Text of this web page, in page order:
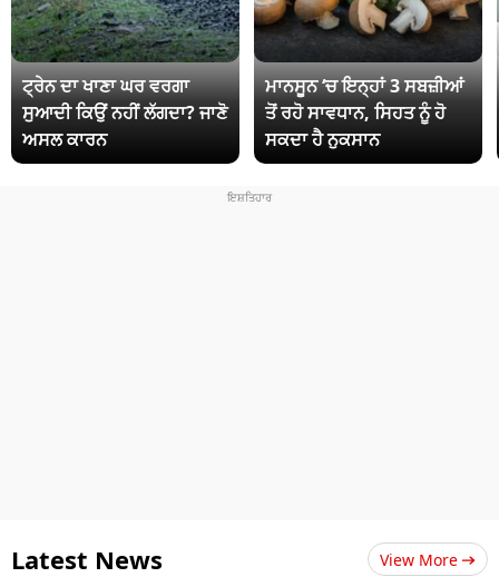
ਟ੍ਰੇਨ ਦਾ ਖਾਣਾ ਘਰ ਵਰਗਾ
ਸੁਆਦੀ ਕਿਉਂ ਨਹੀਂ ਲੱਗਦਾ? ਜਾਣੋ
ਅਸਲ ਕਾਰਨ
ਮਾਨਸੂਨ ‘ਚ ਇਨ੍ਹਾਂ 3 ਸਬਜ਼ੀਆਂ
ਤੋਂ ਰਹੋ ਸਾਵਧਾਨ, ਸਿਹਤ ਨੂੰ ਹੋ
ਸਕਦਾ ਹੈ ਨੁਕਸਾਨ
Latest News View More